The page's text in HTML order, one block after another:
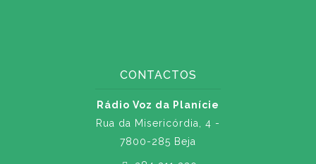
CONTACTOS
Rádio Voz da Planície
Rua da Misericórdia, 4 -
7800-285 Beja